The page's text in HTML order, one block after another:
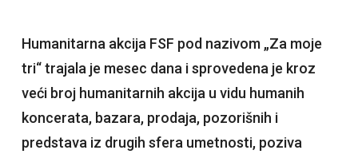
Humanitarna akcija FSF pod nazivom „Za moje
tri“ trajala je mesec dana i sprovedena je kroz
veći broj humanitarnih akcija u vidu humanih
koncerata, bazara, prodaja, pozorišnih i
predstava iz drugih sfera umetnosti, poziva